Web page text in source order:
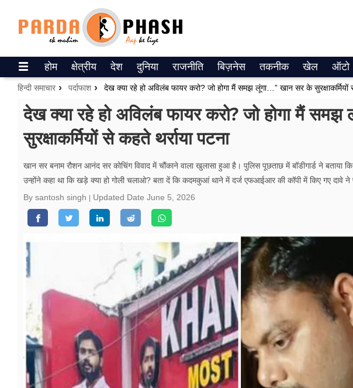
ePaper
वेब स्टोरीज
उत्तर प्रदेश
वीडियो
रिलेशनशिप
जीवन मंत्रा
फूड
ब्‍यूटी
जॉब्स
शिक्षा
होम क्षेत्रीय देश दुनिया राजनीति बिज़नेस तकनीक खेल ऑटो
हिन्दी समाचार पर्दाफाश
देख क्या रहे हो अविलंब फायर करो? जो होगा मैं
सुरक्षाकर्मियों से कहते थर्राया पटना
खान सर बनाम रौशन आनंद सर कोचिंग विवाद में चौंकाने वाला खुलासा हुआ है। पुलिस पूछताछ में बॉडीगार्ड ने बताया
उन्होंने कहा था कि खड़े क्या हो गोली चलाओ? बता दें कि कदमकुआं थाने में दर्ज एफआईआर की कॉपी में किए गए दावे ने
By santosh singh
Updated Date June 5, 2026